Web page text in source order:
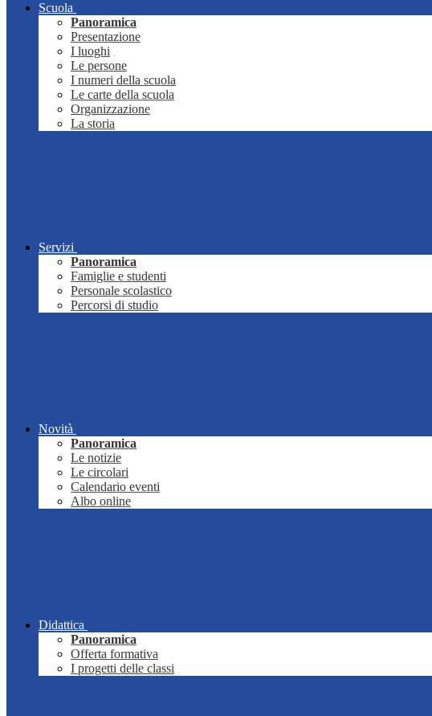
Scuola
Panoramica
Presentazione
I luoghi
Le persone
I numeri della scuola
Le carte della scuola
Organizzazione
La storia
Servizi
Panoramica
Famiglie e studenti
Personale scolastico
Percorsi di studio
Novità
Panoramica
Le notizie
Le circolari
Calendario eventi
Albo online
Didattica
Panoramica
Offerta formativa
I progetti delle classi